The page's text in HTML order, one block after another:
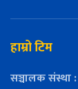
हाम्रो टिम
सञ्चालक संस्था :